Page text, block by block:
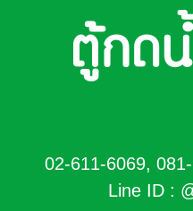
02-611-6069,
Line ID :